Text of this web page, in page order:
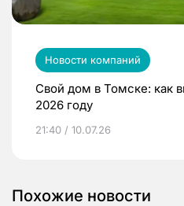
Новости компаний
Свой дом в Томске: как
2026 году
21:40 / 10.07.26
Похожие новости